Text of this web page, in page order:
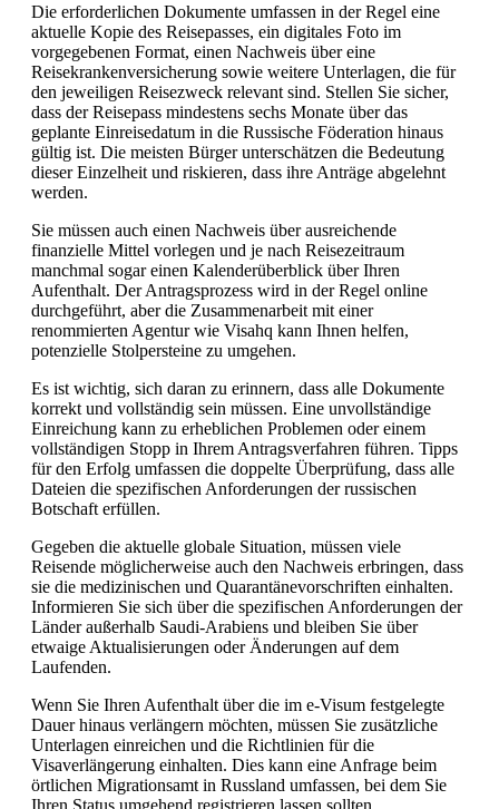
Die erforderlichen Dokumente umfassen in der Regel eine
aktuelle Kopie des Reisepasses, ein digitales Foto im
vorgegebenen Format, einen Nachweis über eine
Reisekrankenversicherung sowie weitere Unterlagen, die für
den jeweiligen Reisezweck relevant sind. Stellen Sie sicher,
dass der Reisepass mindestens sechs Monate über das
geplante Einreisedatum in die Russische Föderation hinaus
gültig ist. Die meisten Bürger unterschätzen die Bedeutung
dieser Einzelheit und riskieren, dass ihre Anträge abgelehnt
werden.
Sie müssen auch einen Nachweis über ausreichende
finanzielle Mittel vorlegen und je nach Reisezeitraum
manchmal sogar einen Kalenderüberblick über Ihren
Aufenthalt. Der Antragsprozess wird in der Regel online
durchgeführt, aber die Zusammenarbeit mit einer
renommierten Agentur wie Visahq kann Ihnen helfen,
potenzielle Stolpersteine zu umgehen.
Es ist wichtig, sich daran zu erinnern, dass alle Dokumente
korrekt und vollständig sein müssen. Eine unvollständige
Einreichung kann zu erheblichen Problemen oder einem
vollständigen Stopp in Ihrem Antragsverfahren führen. Tipps
für den Erfolg umfassen die doppelte Überprüfung, dass alle
Dateien die spezifischen Anforderungen der russischen
Botschaft erfüllen.
Gegeben die aktuelle globale Situation, müssen viele
Reisende möglicherweise auch den Nachweis erbringen, dass
sie die medizinischen und Quarantänevorschriften einhalten.
Informieren Sie sich über die spezifischen Anforderungen der
Länder außerhalb Saudi-Arabiens und bleiben Sie über
etwaige Aktualisierungen oder Änderungen auf dem
Laufenden.
Wenn Sie Ihren Aufenthalt über die im e-Visum festgelegte
Dauer hinaus verlängern möchten, müssen Sie zusätzliche
Unterlagen einreichen und die Richtlinien für die
Visaverlängerung einhalten. Dies kann eine Anfrage beim
örtlichen Migrationsamt in Russland umfassen, bei dem Sie
Ihren Status umgehend registrieren lassen sollten.